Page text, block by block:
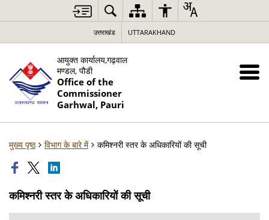
उत्तराखंड UTTARAKHAND
आयुक्त कार्यालय,गढ़वाल
मण्डल, पौडी
Office of the
Commissioner
Garhwal, Pauri
मुख्य पृष्ठ विभाग के बारे में कमिश्नरी स्तर के अधिकारियों की सूची
कमिश्नरी स्तर के अधिकारियों की सूची